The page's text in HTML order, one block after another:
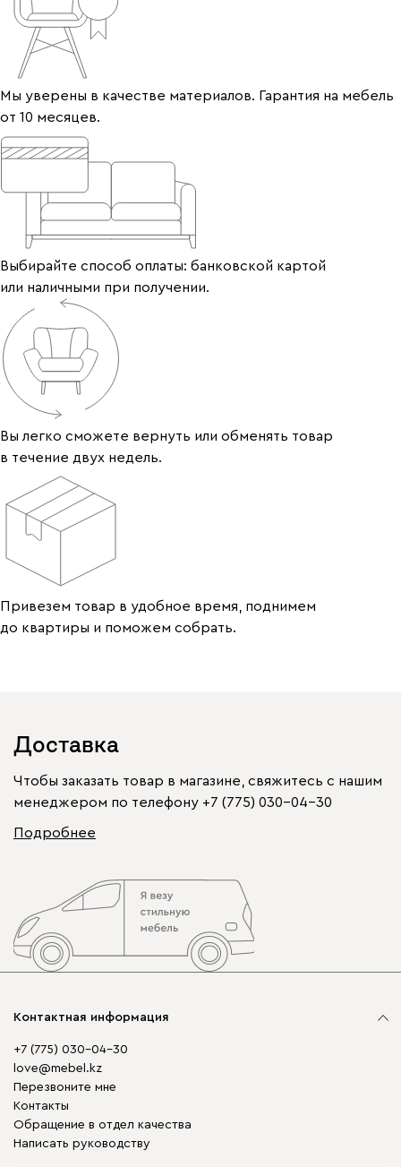
Мы уверены в качестве материалов. Гарантия на мебель
от 10 месяцев.
Выбирайте способ оплаты: банковской картой
или наличными при получении.
Вы легко сможете вернуть или обменять товар
в течение двух недель.
Привезем товар в удобное время, поднимем
до квартиры и поможем собрать.
Доставка
Чтобы заказать товар в магазине, свяжитесь с нашим
менеджером по телефону +7 (775) 030-04-30
Подробнее
Контактная информация
+7 (775) 030-04-30
love@mebel.kz
Перезвоните мне
Контакты
Обращение в отдел качества
Написать руководству